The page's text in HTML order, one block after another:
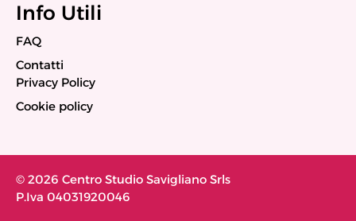
Info Utili
FAQ
Contatti
Privacy Policy
Cookie policy
© 2026 Centro Studio Savigliano Srls
P.Iva 04031920046